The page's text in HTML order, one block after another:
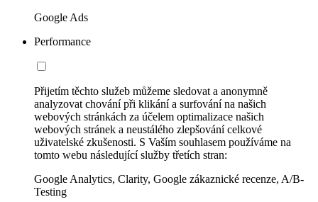
Google Ads
Performance
Přijetím těchto služeb můžeme sledovat a anonymně
analyzovat chování při klikání a surfování na našich
webových stránkách za účelem optimalizace našich
webových stránek a neustálého zlepšování celkové
uživatelské zkušenosti. S Vaším souhlasem používáme na
tomto webu následující služby třetích stran:
Google Analytics, Clarity, Google zákaznické recenze, A/B-
Testing